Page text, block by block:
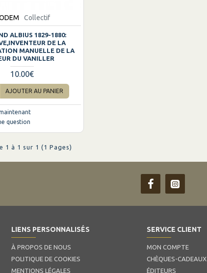
Collectif
ALBIUS 1829-1880:
DE LA
MANUELLE DE LA
DU VANILLER
10.00€
AJOUTER AU PANIER
question
1 à 1 sur 1 (1 Pages)
LIENS PERSONNALISÉS
À PROPOS DE NOUS
POLITIQUE DE COOKIES
MENTIONS LÉGALES
SERVICE CLIENT
MON COMPTE
CHÈQUES-CADEAUX
ÉDITEURS